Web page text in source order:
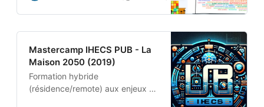
Mastercamp IHECS PUB - La
Maison 2050 (2019)
Formation hybride
(résidence/remote) aux enjeux de